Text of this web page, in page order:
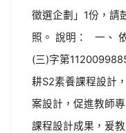
徵選企劃」1份，請
照。 說明： 一、
(三)字第
耕S2素養課程設計
案設計，促進教師
課程設計成果，爰